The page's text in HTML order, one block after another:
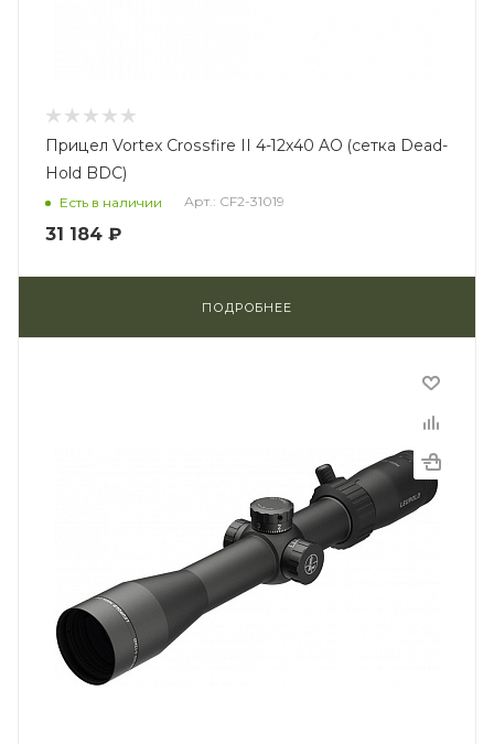
Прицел Vortex Crossfire II 4-12x40 AO (сетка Dead-
Hold BDC)
Есть в наличии Арт.: CF2-31019
31 184 ₽
ПОДРОБНЕЕ